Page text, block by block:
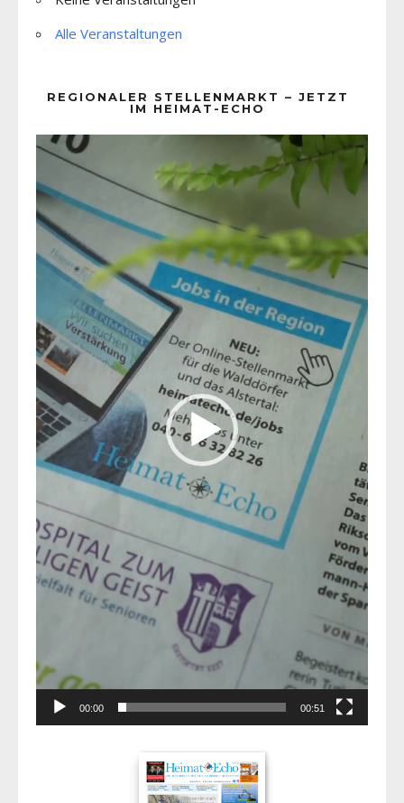
Alle Veranstaltungen
REGIONALER STELLENMARKT – JETZT
IM HEIMAT-ECHO
Player
00:00 00:51